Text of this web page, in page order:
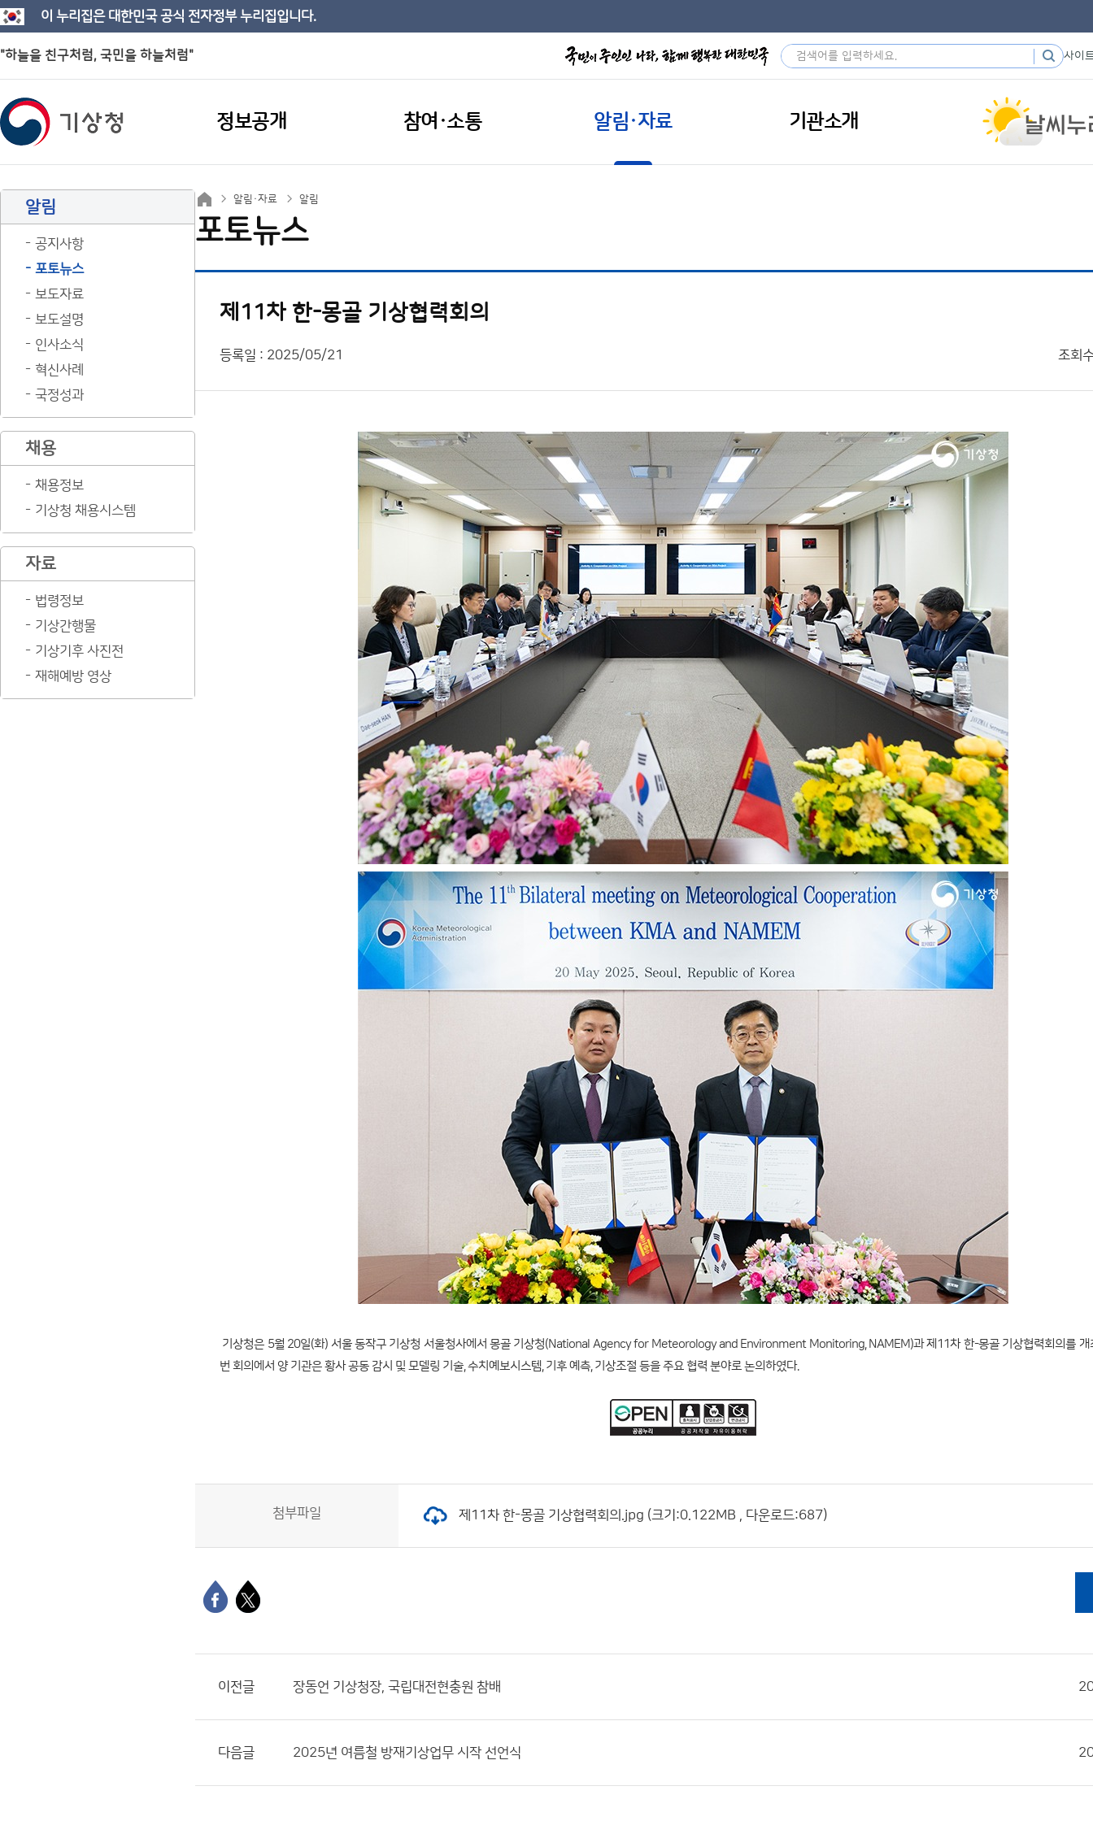
이 누리집은 대한민국 공식 전자정부 누리집입니다.
"하늘을 친구처럼, 국민을 하늘처럼" 사이
정보공개 참여·소통 알림·자료 기관소개
알림
공지사항
포토뉴스
보도자료
보도설명
인사소식
혁신사례
국정성과
채용
채용정보
기상청 채용시스템
자료
법령정보
기상간행물
기상기후 사진전
재해예방 영상
알림·자료 알림
포토뉴스
제11차 한-몽골 기상협력회의
등록일 : 2025/05/21 조회
기상청은 5월 20일(화) 서울 동작구 기상청 서울청사에서 몽골 기상청(National Agency for Meteorology and Environment Monitoring, NAMEM)과 제11차 한-몽골 기상협력회의를 개
번 회의에서 양 기관은 황사 공동 감시 및 모델링 기술, 수치예보시스템, 기후 예측, 기상조절 등을 주요 협력 분야로 논의하였다.
첨부파일 제11차 한-몽골 기상협력회의.jpg (크기:0.122MB , 다운로드:687)
이전글 장동언 기상청장, 국립대전현충원 참배
다음글 2025년 여름철 방재기상업무 시작 선언식